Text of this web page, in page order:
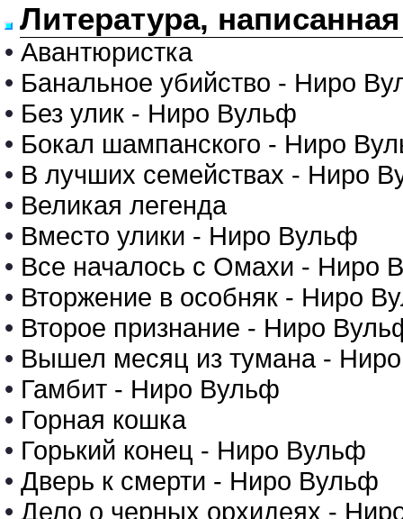
Литература,
• Авантюристка
• Банальное убийство - Ниро
• Без улик - Ниро Вульф
• Бокал шампанского - Ниро
• В лучших семействах - Ниро
• Великая легенда
• Вместо улики - Ниро Вульф
• Все началось с Омахи - Ниро
• Вторжение в особняк - Ниро
• Второе признание - Ниро
• Вышел месяц из тумана -
• Гамбит - Ниро Вульф
• Горная кошка
• Горький конец - Ниро Вульф
• Дверь к смерти - Ниро Вульф
• Дело о черных орхидеях -